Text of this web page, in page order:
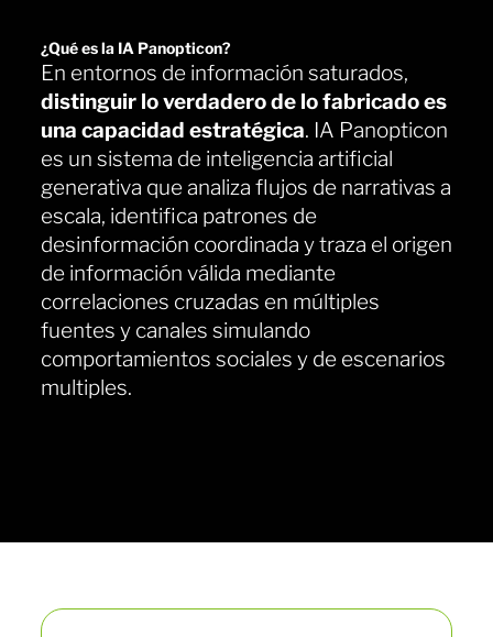
¿Qué es la IA Panopticon?
En entornos de información saturados,
distinguir lo verdadero de lo fabricado es
una capacidad estratégica. IA Panopticon
es un sistema de inteligencia artificial
generativa que analiza flujos de narrativas a
escala, identifica patrones de
desinformación coordinada y traza el origen
de información válida mediante
correlaciones cruzadas en múltiples
fuentes y canales simulando
comportamientos sociales y de escenarios
multiples.